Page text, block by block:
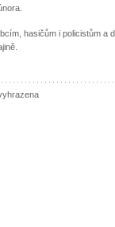
hasičům i policistům